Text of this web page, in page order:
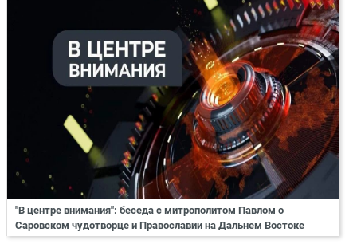
"В центре внимания": беседа с митрополитом Павлом о
Саровском чудотворце и Православии на Дальнем Востоке